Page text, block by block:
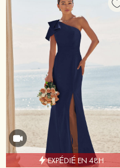
EXPÉDIÉ EN 48H